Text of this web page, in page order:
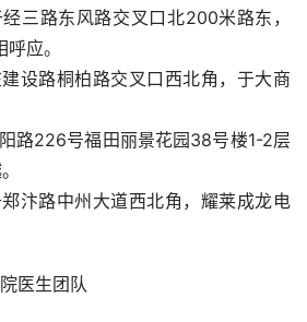
三路东风路交叉口北200米路东，
应。
设路桐柏路交叉口西北角，于大商
路226号福田丽景花园38号楼1-2层
汴路中州大道西北角，耀莱成龙电
医生团队